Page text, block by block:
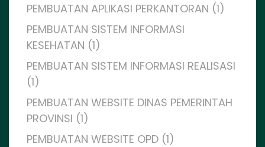
PEMBUATAN APLIKASI PERKANTORAN (1)
PEMBUATAN SISTEM INFORMASI
KESEHATAN (1)
PEMBUATAN SISTEM INFORMASI REALISASI
(1)
PEMBUATAN WEBSITE DINAS PEMERINTAH
PROVINSI (1)
PEMBUATAN WEBSITE OPD (1)